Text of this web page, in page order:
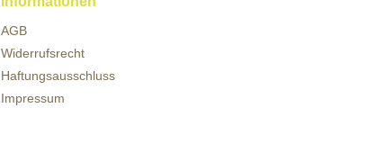
AGB
Widerrufsrecht
Haftungsausschluss
Impressum